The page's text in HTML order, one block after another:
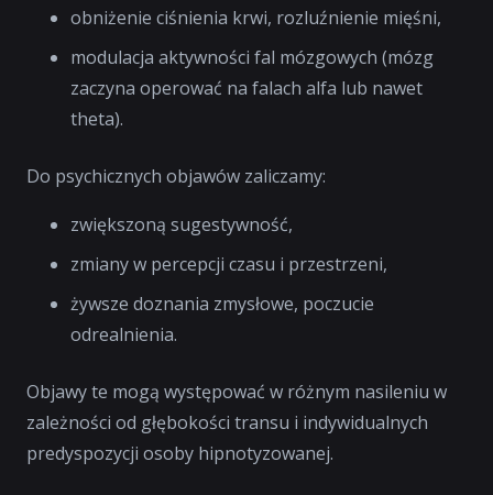
obniżenie ciśnienia krwi, rozluźnienie mięśni,
modulacja aktywności fal mózgowych (mózg
zaczyna operować na falach alfa lub nawet
theta).
Do psychicznych objawów zaliczamy:
zwiększoną sugestywność,
zmiany w percepcji czasu i przestrzeni,
żywsze doznania zmysłowe, poczucie
odrealnienia.
Objawy te mogą występować w różnym nasileniu w
zależności od głębokości transu i indywidualnych
predyspozycji osoby hipnotyzowanej.